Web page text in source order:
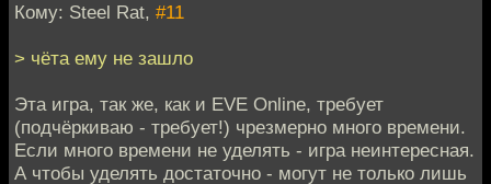
Кому: Steel Rat, #11
> чёта ему не зашло
Эта игра, так же, как и EVE Online, требует
(подчёркиваю - требует!) чрезмерно много времени.
Если много времени не уделять - игра неинтересная.
А чтобы уделять достаточно - могут не только лишь